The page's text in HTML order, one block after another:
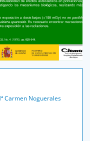
Carmen Noguerales